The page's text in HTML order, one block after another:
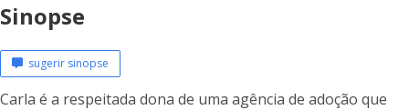
Sinopse
sugerir sinopse
Carla é a respeitada dona de uma agência de adoção que